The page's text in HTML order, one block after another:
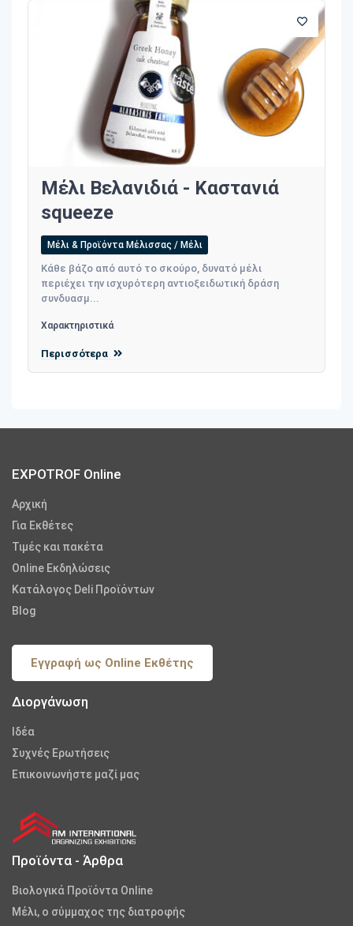
Μέλι Βελανιδιά - Καστανιά
squeeze
Μέλι & Προϊόντα Μέλισσας / Μέλι
Κάθε βάζο από αυτό το σκούρο, δυνατό μέλι
περιέχει την ισχυρότερη αντιοξειδωτική δράση
συνδυασμ...
Χαρακτηριστικά
Περισσότερα
EXPOTROF Online
Αρχική
Για Εκθέτες
Τιμές και πακέτα
Online Εκδηλώσεις
Κατάλογος Deli Προϊόντων
Blog
Εγγραφή ως Online Εκθέτης
Διοργάνωση
Iδέα
Συχνές Ερωτήσεις
Επικοινωνήστε μαζί μας
Προϊόντα - Άρθρα
Βιολογικά Προϊόντα Online
Μέλι, ο σύμμαχος της διατροφής